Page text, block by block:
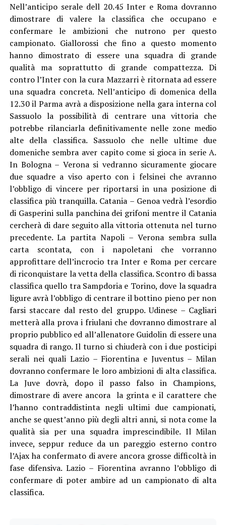
Nell’anticipo serale dell 20.45 Inter e Roma dovranno
dimostrare di valere la classifica che occupano e
confermare le ambizioni che nutrono per questo
campionato. Giallorossi che fino a questo momento
hanno dimostrato di essere una squadra di grande
qualità ma soprattutto di grande compattezza. Di
contro l’Inter con la cura Mazzarri è ritornata ad essere
una squadra concreta. Nell’anticipo di domenica della
12.30 il Parma avrà a disposizione nella gara interna col
Sassuolo la possibilità di centrare una vittoria che
potrebbe rilanciarla definitivamente nelle zone medio
alte della classifica. Sassuolo che nelle ultime due
domeniche sembra aver capito come si gioca in serie A.
In Bologna – Verona si vedranno sicuramente giocare
due squadre a viso aperto con i felsinei che avranno
l’obbligo di vincere per riportarsi in una posizione di
classifica più tranquilla. Catania – Genoa vedrà l’esordio
di Gasperini sulla panchina dei grifoni mentre il Catania
cercherà di dare seguito alla vittoria ottenuta nel turno
precedente. La partita Napoli – Verona sembra sulla
carta scontata, con i napoletani che vorranno
approfittare dell’incrocio tra Inter e Roma per cercare
di riconquistare la vetta della classifica. Scontro di bassa
classifica quello tra Sampdoria e Torino, dove la squadra
ligure avrà l’obbligo di centrare il bottino pieno per non
farsi staccare dal resto del gruppo. Udinese – Cagliari
metterà alla prova i friulani che dovranno dimostrare al
proprio pubblico ed all’allenatore Guidolin di essere una
squadra di rango. Il turno si chiuderà con i due posticipi
serali nei quali Lazio – Fiorentina e Juventus – Milan
dovranno confermare le loro ambizioni di alta classifica.
La Juve dovrà, dopo il passo falso in Champions,
dimostrare di avere ancora la grinta e il carattere che
l’hanno contraddistinta negli ultimi due campionati,
anche se quest’anno più degli altri anni, si nota come la
qualità sia per una squadra imprescindibile. Il Milan
invece, seppur reduce da un pareggio esterno contro
l’Ajax ha confermato di avere ancora grosse difficoltà in
fase difensiva. Lazio – Fiorentina avranno l’obbligo di
confermare di poter ambire ad un campionato di alta
classifica.